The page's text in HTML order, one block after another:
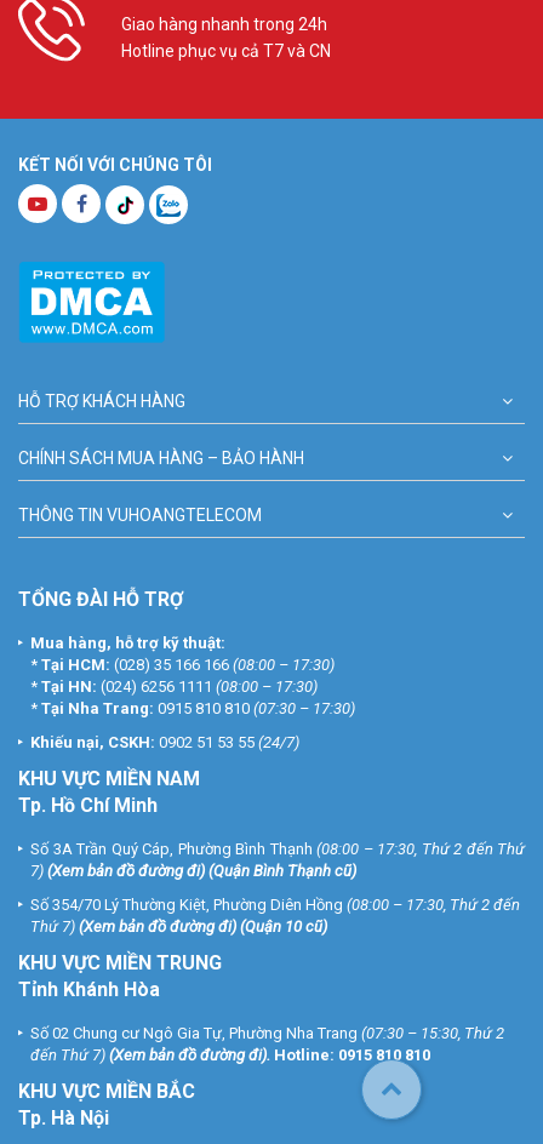
Giao hàng nhanh trong 24h
Hotline phục vụ cả T7 và CN
KẾT NỐI VỚI CHÚNG TÔI
HỖ TRỢ KHÁCH HÀNG
CHÍNH SÁCH MUA HÀNG – BẢO HÀNH
THÔNG TIN VUHOANGTELECOM
TỔNG ĐÀI HỖ TRỢ
Mua hàng, hỗ trợ kỹ thuật:
* Tại HCM: (028) 35 166 166 (08:00 – 17:30)
* Tại HN: (024) 6256 1111 (08:00 – 17:30)
* Tại Nha Trang: 0915 810 810 (07:30 – 17:30)
Khiếu nại, CSKH: 0902 51 53 55 (24/7)
KHU VỰC MIỀN NAM
Tp. Hồ Chí Minh
Số 3A Trần Quý Cáp, Phường Bình Thạnh (08:00 – 17:30, Thứ 2 đến Thứ
7) (Xem bản đồ đường đi) (Quận Bình Thạnh cũ)
Số 354/70 Lý Thường Kiệt, Phường Diên Hồng (08:00 – 17:30, Thứ 2 đến
Thứ 7) (Xem bản đồ đường đi) (Quận 10 cũ)
KHU VỰC MIỀN TRUNG
Tỉnh Khánh Hòa
Số 02 Chung cư Ngô Gia Tự, Phường Nha Trang (07:30 – 15:30, Thứ 2
đến Thứ 7) (Xem bản đồ đường đi). Hotline: 0915 810 810
KHU VỰC MIỀN BẮC
Tp. Hà Nội